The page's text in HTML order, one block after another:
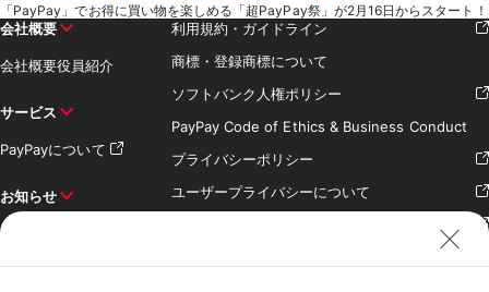
「PayPay」でお得に買い物を楽しめる「超PayPay祭」が2月16日からスタート！
会社概要
会社概要役員紹介
サービス
PayPayについて
お知らせ
お知らせ
利用規約・ガイドライン
商標・登録商標について
ソフトバンク人権ポリシー
PayPay Code of Ethics & Business Conduct
プライバシーポリシー
ユーザープライバシーについて